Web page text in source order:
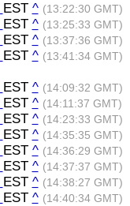
EST ^ (13:22:30 GMT)
EST ^ (13:25:33 GMT)
EST ^ (13:37:36 GMT)
EST ^ (13:41:34 GMT)
EST ^ (14:09:32 GMT)
EST ^ (14:11:37 GMT)
EST ^ (14:23:33 GMT)
EST ^ (14:35:35 GMT)
EST ^ (14:36:29 GMT)
EST ^ (14:37:37 GMT)
EST ^ (14:38:27 GMT)
EST ^ (14:40:34 GMT)